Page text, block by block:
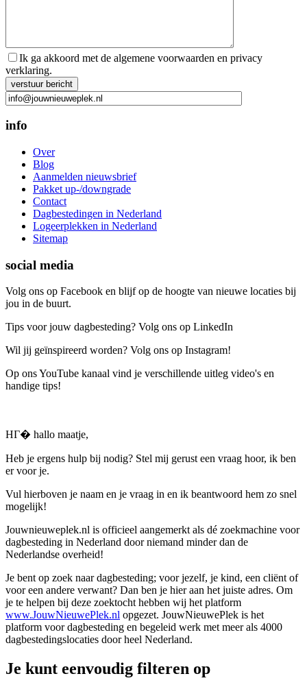
Ik ga akkoord met de algemene voorwaarden en privacy
verklaring.
Gelieve dit veld leeg te laten.
info
Over
Blog
Aanmelden nieuwsbrief
Pakket up-/downgrade
Contact
Dagbestedingen in Nederland
Logeerplekken in Nederland
Sitemap
social media
Volg ons op Facebook en blijf op de hoogte van nieuwe locaties bij
jou in de buurt.
Tips voor jouw dagbesteding? Volg ons op LinkedIn
Wil jij geïnspireerd worden? Volg ons op Instagram!
Op ons YouTube kanaal vind je verschillende uitleg video's en
handige tips!
HГ� hallo maatje,
Heb je ergens hulp bij nodig? Stel mij gerust een vraag hoor, ik ben
er voor je.
Vul hierboven je naam en je vraag in en ik beantwoord hem zo snel
mogelijk!
Jouwnieuweplek.nl is officieel aangemerkt als dé zoekmachine voor
dagbesteding in Nederland door niemand minder dan de
Nederlandse overheid!
Je bent op zoek naar dagbesteding; voor jezelf, je kind, een cliënt of
voor een andere verwant? Dan ben je hier aan het juiste adres. Om
je te helpen bij deze zoektocht hebben wij het platform
www.JouwNieuwePlek.nl opgezet. JouwNieuwePlek is het
platform voor dagbesteding en begeleid werk met meer als 4000
dagbestedingslocaties door heel Nederland.
Je kunt eenvoudig filteren op